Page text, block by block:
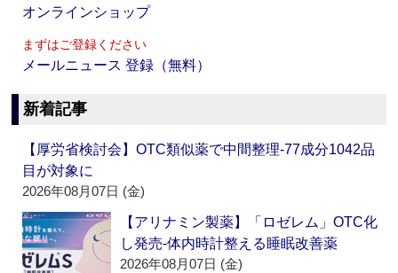
オンラインショップ
まずはご登録ください
メールニュース 登録（無料）
新着記事
【厚労省検討会】OTC類似薬で中間整理‐77成分1042品
目が対象に
2026年08月07日 (金)
【アリナミン製薬】「ロゼレム」OTC化
し発売‐体内時計整える睡眠改善薬
2026年08月07日 (金)